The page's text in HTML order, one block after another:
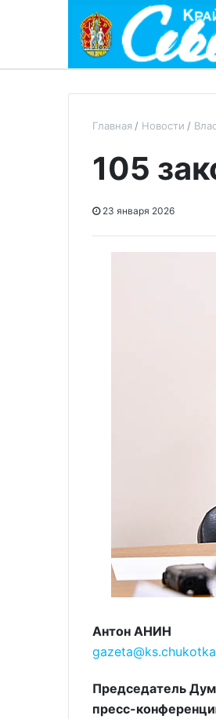
Главная Новости
105
23 января 2026
Антон АНИН
Председатель
пресс-